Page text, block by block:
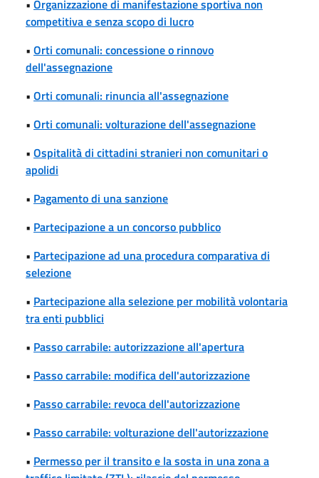
• Organizzazione di manifestazione sportiva non
competitiva e senza scopo di lucro
• Orti comunali: concessione o rinnovo
dell'assegnazione
• Orti comunali: rinuncia all'assegnazione
• Orti comunali: volturazione dell'assegnazione
• Ospitalità di cittadini stranieri non comunitari o
apolidi
• Pagamento di una sanzione
• Partecipazione a un concorso pubblico
• Partecipazione ad una procedura comparativa di
selezione
• Partecipazione alla selezione per mobilità volontaria
tra enti pubblici
• Passo carrabile: autorizzazione all'apertura
• Passo carrabile: modifica dell'autorizzazione
• Passo carrabile: revoca dell'autorizzazione
• Passo carrabile: volturazione dell'autorizzazione
• Permesso per il transito e la sosta in una zona a